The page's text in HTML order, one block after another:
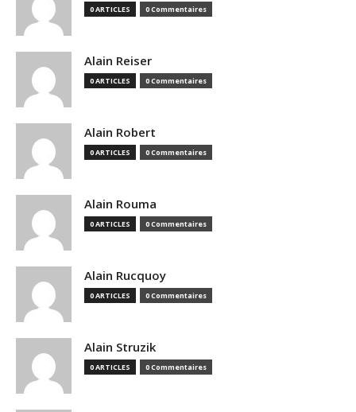
0 ARTICLES 0 Commentaires
Alain Reiser
0 ARTICLES 0 Commentaires
Alain Robert
0 ARTICLES 0 Commentaires
Alain Rouma
0 ARTICLES 0 Commentaires
Alain Rucquoy
0 ARTICLES 0 Commentaires
Alain Struzik
0 ARTICLES 0 Commentaires